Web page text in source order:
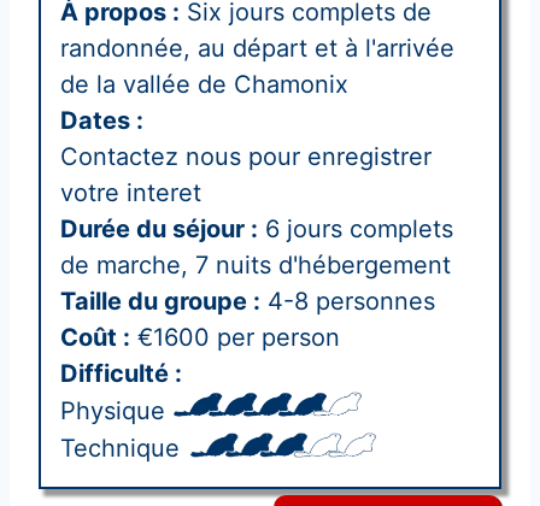
À propos : Six jours complets de
randonnée, au départ et à l'arrivée
de la vallée de Chamonix
Dates :
Contactez nous pour enregistrer
votre interet
Durée du séjour : 6 jours complets
de marche, 7 nuits d'hébergement
Taille du groupe : 4-8 personnes
Coût : €1600 per person
Difficulté :
Physique
Technique